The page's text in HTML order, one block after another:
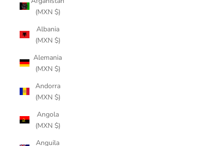
(MXN $)
Albania
(MXN $)
Alemania
(MXN $)
Andorra
(MXN $)
Angola
(MXN $)
Anguila